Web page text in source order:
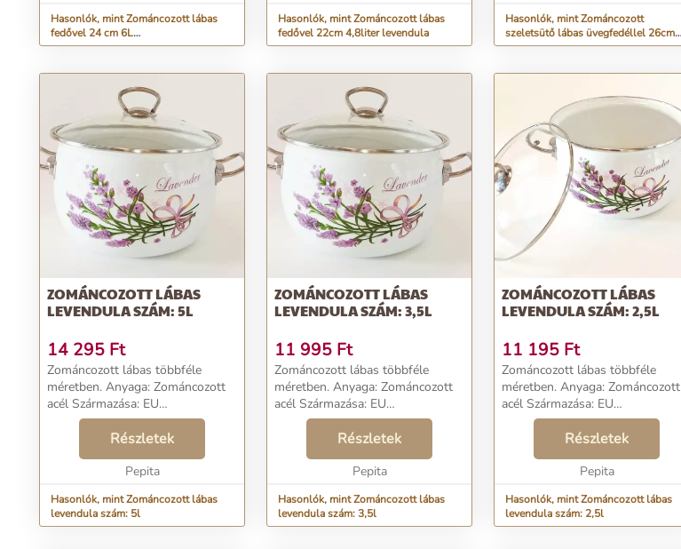
Hasonlók, mint Zománcozott lábas
fedővel 24 cm 6L
&amp;quot;Levendula&amp;quot;
Hasonlók, mint Zománcozott lábas
fedővel 22cm 4,8liter levendula
Hasonlók, mint Zománcozott
szeletsütő lábas üvegfedéllel 26cm
levendula
ZOMÁNCOZOTT LÁBAS
LEVENDULA SZÁM: 5L
14 295 Ft
Zománcozott lábas többféle
méretben. Anyaga: Zománcozott
acél Származása: EU
WEBSHOPBAN MEGJELENÍTETT
SZÍNEK KIS MÉRTÉKBEN,
SZÍNÁRNYALATOKBAN
ELTÉRHETNEK. ...
Részletek
Pepita
Hasonlók, mint Zománcozott lábas
levendula szám: 5l
ZOMÁNCOZOTT LÁBAS
LEVENDULA SZÁM: 3,5L
11 995 Ft
Zománcozott lábas többféle
méretben. Anyaga: Zománcozott
acél Származása: EU
WEBSHOPBAN MEGJELENÍTETT
SZÍNEK KIS MÉRTÉKBEN,
SZÍNÁRNYALATOKBAN
ELTÉRHETNEK. ...
Részletek
Pepita
Hasonlók, mint Zománcozott lábas
levendula szám: 3,5l
ZOMÁNCOZOTT LÁBAS
LEVENDULA SZÁM: 2,5L
11 195 Ft
Zománcozott lábas többféle
méretben. Anyaga: Zománcozott
acél Származása: EU
WEBSHOPBAN MEGJELENÍTETT
SZÍNEK KIS MÉRTÉKBEN,
SZÍNÁRNYALATOKBAN
ELTÉRHETNEK. ...
Részletek
Pepita
Hasonlók, mint Zománcozott lábas
levendula szám: 2,5l